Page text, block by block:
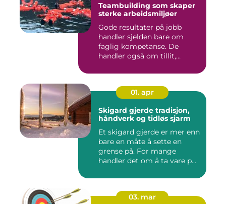
Teambuilding som skaper
sterke arbeidsmiljøer
Gode resultater på jobb
handler sjelden bare om
faglig kompetanse. De
handler også om tillit,
01. apr
Skigard gjerde tradisjon,
håndverk og tidløs sjarm
Et skigard gjerde er mer enn
bare en måte å sette en
grense på. For mange
handler det om å ta vare p...
03. mar